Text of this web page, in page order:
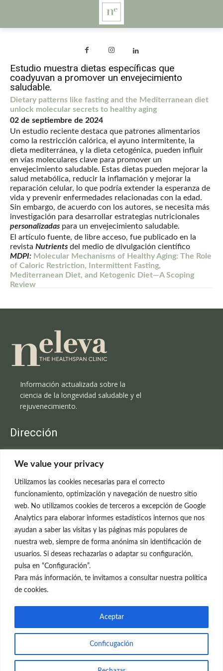
We value your privacy
Utilizamos las cookies necesarias para el correcto
funcionamiento, optimización y navegación de nuestro sitio
web. No utilizamos cookies de terceros a excepción de Google
Analytics para elaborar informes estadísticos internos que nos
ayudan a saber las visitas y las páginas más populares de
nuestra web, siempre de forma anónima sin identificación de
usuarios. Si deseas rechazarlas o adaptar su configuración,
pulsa en “Configuración”.
Para más información, te invitamos a consultar nuestra política
de cookies.
Conficugación
Aceptar
Estudio muestra dietas específicas que
coadyuvan a promover un envejecimiento
saludable.
Dietary patterns like fasting and the Mediterranean diet
unlock molecular secrets to healthy aging
02 de septiembre de 2024
Un estudio reciente destaca que patrones alimentarios
como la restricción calórica, el ayuno intermitente, la
dieta mediterránea, y la dieta cetogénica, pueden influir
en vías moleculares clave para promover un
envejecimiento saludable. Estas dietas pueden mejorar la
salud metabólica, reducir la inflamación y mejorar la
reparación celular, lo que podría extender la esperanza de
vida y prevenir enfermedades relacionadas con la edad.
Sin embargo, de acuerdo con los autores, se necesita más
investigación para desarrollar estrategias nutricionales
personalizadas para un envejecimiento saludable.
El artículo fuente, de libre acceso, fue publicado en la
revista Nutrients del medio de divulgación científico
MDPI: Molecular Mechanisms of Healthy Aging: The Role
of Caloric Restriction, Intermittent Fasting,
Mediterranean Diet, and Ketogenic Diet—A Scoping
Review
Información actualizada sobre la
ciencia de la longevidad saludable y el
rejuvenecimiento.
Dirección
C/Claudio Coello, 19 - 1º
699 595 619
rejuvenecimiento@clinicaneleva.com
Información Legal
Política de Privacidad
Política de Cookies
© el Radar del Rejuvenecimiento